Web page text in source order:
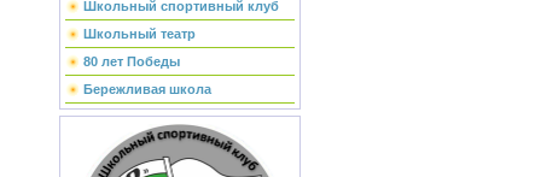
Школьный спортивный клуб
Школьный театр
80 лет Победы
Бережливая школа